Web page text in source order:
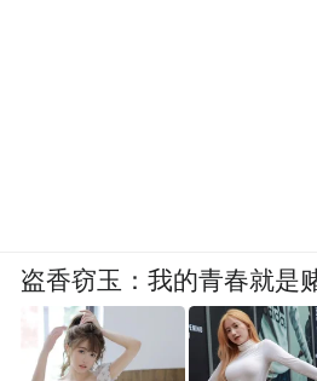
盗香窃玉：我的青春就是